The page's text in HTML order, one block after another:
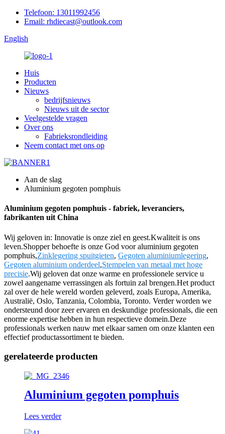
Telefoon: 13011992456
Email: rhdiecast@outlook.com
English
Huis
Producten
Nieuws
bedrijfsnieuws
Nieuws uit de sector
Veelgestelde vragen
Over ons
Fabrieksrondleiding
Neem contact met ons op
Aan de slag
Aluminium gegoten pomphuis
Aluminium gegoten pomphuis - fabriek, leveranciers,
fabrikanten uit China
Wij geloven in: Innovatie is onze ziel en geest.Kwaliteit is ons
leven.Shopper behoefte is onze God voor aluminium gegoten
pomphuis,Zinklegering spuitgieten, Gegoten aluminiumlegering,
Gegoten aluminium onderdeel,Stempelen van metaal met hoge
precisie.Wij geloven dat onze warme en professionele service u
zowel aangename verrassingen als fortuin zal brengen.Het product
zal over de hele wereld worden geleverd, zoals Europa, Amerika,
Australië, Oslo, Tanzania, Colombia, Toronto. Verder worden we
ondersteund door zeer ervaren en deskundige professionals, die een
enorme expertise hebben in hun respectieve domein.Deze
professionals werken nauw met elkaar samen om onze klanten een
effectief productassortiment te bieden.
gerelateerde producten
Aluminium gegoten pomphuis
Lees verder